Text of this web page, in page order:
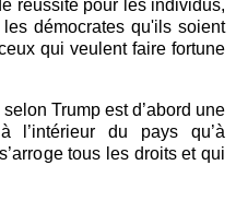
réussite pour les individus,
démocrates qu'ils soient
qui veulent faire fortune
Trump est d’abord une
l’intérieur du pays qu’à
tous les droits et qui